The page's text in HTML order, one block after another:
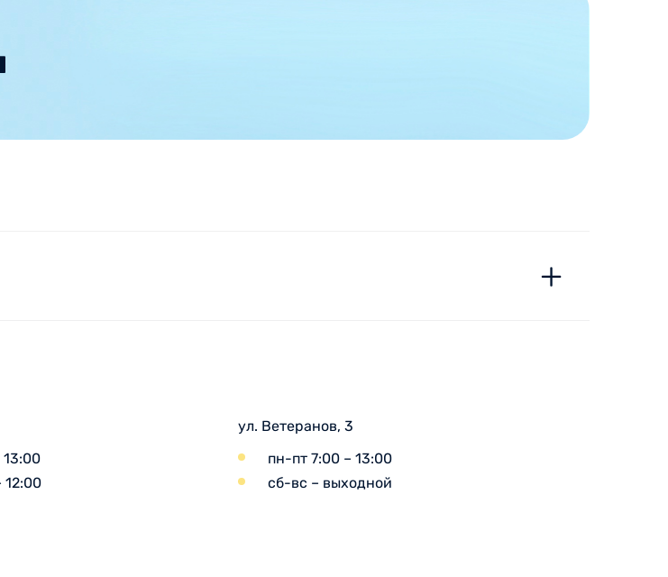
13:00
12:00
ул. Ветеранов, 3
пн-пт 7:00 – 13:00
сб-вс – выходной